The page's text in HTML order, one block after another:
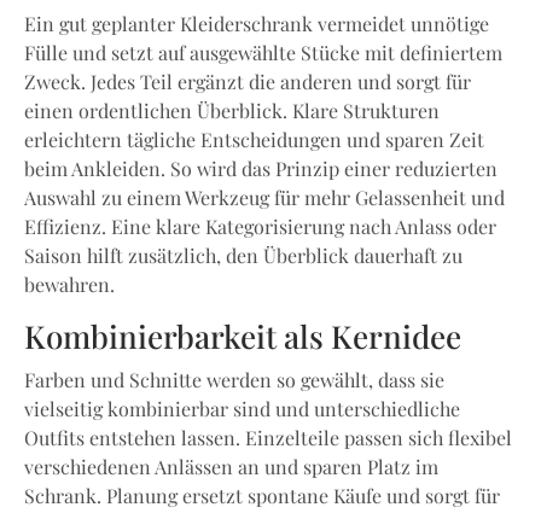
Ein gut geplanter Kleiderschrank vermeidet unnötige
Fülle und setzt auf ausgewählte Stücke mit definiertem
Zweck. Jedes Teil ergänzt die anderen und sorgt für
einen ordentlichen Überblick. Klare Strukturen
erleichtern tägliche Entscheidungen und sparen Zeit
beim Ankleiden. So wird das Prinzip einer reduzierten
Auswahl zu einem Werkzeug für mehr Gelassenheit und
Effizienz. Eine klare Kategorisierung nach Anlass oder
Saison hilft zusätzlich, den Überblick dauerhaft zu
bewahren.
Kombinierbarkeit als Kernidee
Farben und Schnitte werden so gewählt, dass sie
vielseitig kombinierbar sind und unterschiedliche
Outfits entstehen lassen. Einzelteile passen sich flexibel
verschiedenen Anlässen an und sparen Platz im
Schrank. Planung ersetzt spontane Käufe und sorgt für